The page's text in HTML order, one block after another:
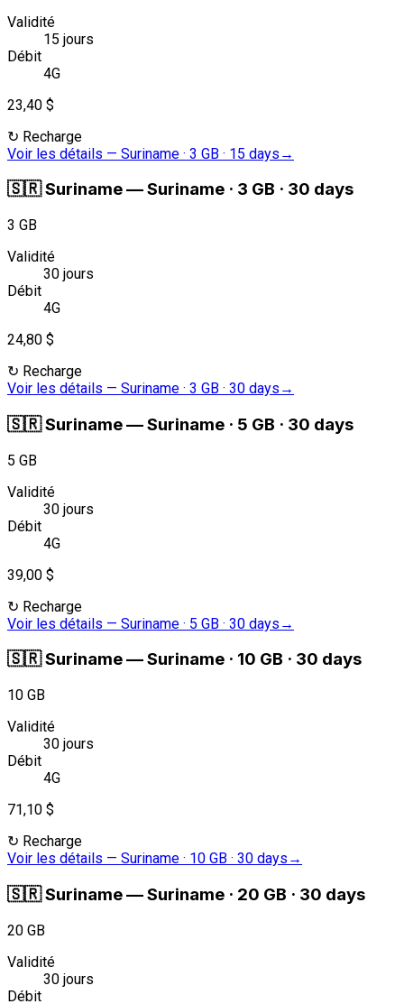
Validité
15 jours
Débit
4G
23,40 $
↻ Recharge
Voir les détails — Suriname · 3 GB · 15 days →
🇸🇷Suriname—Suriname · 3 GB · 30 days
3 GB
Validité
30 jours
Débit
4G
24,80 $
↻ Recharge
Voir les détails — Suriname · 3 GB · 30 days →
🇸🇷Suriname—Suriname · 5 GB · 30 days
5 GB
Validité
30 jours
Débit
4G
39,00 $
↻ Recharge
Voir les détails — Suriname · 5 GB · 30 days →
🇸🇷Suriname—Suriname · 10 GB · 30 days
10 GB
Validité
30 jours
Débit
4G
71,10 $
↻ Recharge
Voir les détails — Suriname · 10 GB · 30 days →
🇸🇷Suriname—Suriname · 20 GB · 30 days
20 GB
Validité
30 jours
Débit